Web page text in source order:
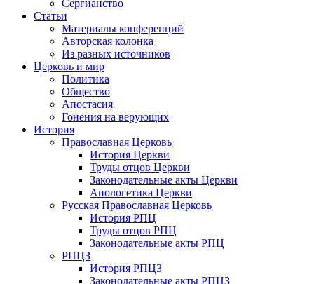
Сергианство
Статьи
Материалы конференций
Авторская колонка
Из разных источников
Церковь и мир
Политика
Общество
Апостасия
Гонения на верующих
История
Православная Церковь
История Церкви
Труды отцов Церкви
Законодательные акты Церкви
Апологетика Церкви
Русская Православная Церковь
История РПЦ
Труды отцов РПЦ
Законодательные акты РПЦ
РПЦЗ
История РПЦЗ
Законодательные акты РПЦЗ